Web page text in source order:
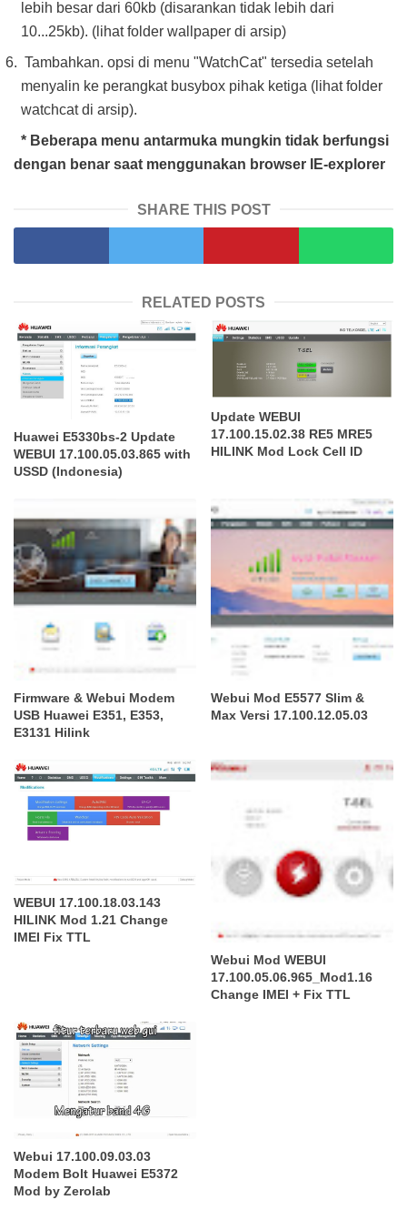
lebih besar dari 60kb (disarankan tidak lebih dari
10...25kb). (lihat folder wallpaper di arsip)
Tambahkan. opsi di menu "WatchCat" tersedia setelah
menyalin ke perangkat busybox pihak ketiga (lihat folder
watchcat di arsip).
* Beberapa menu antarmuka mungkin tidak berfungsi
dengan benar saat menggunakan browser IE-explorer
SHARE THIS POST
RELATED POSTS
Huawei E5330bs-2 Update
WEBUI 17.100.05.03.865 with
USSD (Indonesia)
Update WEBUI
17.100.15.02.38 RE5 MRE5
HILINK Mod Lock Cell ID
Firmware & Webui Modem
USB Huawei E351, E353,
E3131 Hilink
Webui Mod E5577 Slim &
Max Versi 17.100.12.05.03
WEBUI 17.100.18.03.143
HILINK Mod 1.21 Change
IMEI Fix TTL
Webui Mod WEBUI
17.100.05.06.965_Mod1.16
Change IMEI + Fix TTL
Webui 17.100.09.03.03
Modem Bolt Huawei E5372
Mod by Zerolab